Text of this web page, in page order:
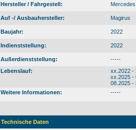
Hersteller / Fahrgestell:
Auf -/ Ausbauhersteller: Magirus
Baujahr: 2022
Indienststellung: 2022
Außerdienststellung:
-----
Lebenslauf:
xx.2022 -
xx.2025 -
08.2025 -
Weitere Informationen:
-----
Technische Daten